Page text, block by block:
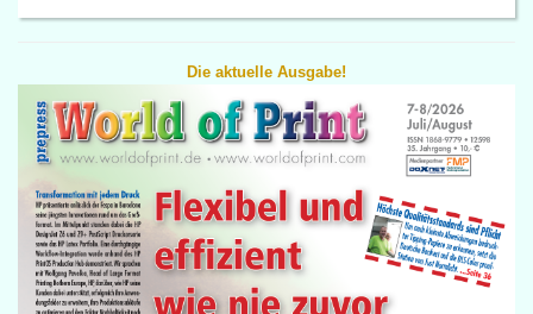
Die aktuelle Ausgabe!